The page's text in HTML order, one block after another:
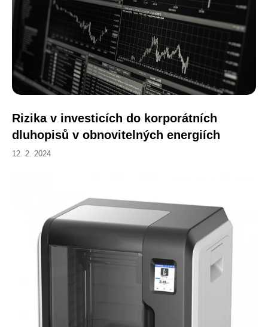
Rizika v investicích do korporátních
dluhopisů v obnovitelných energiích
12. 2. 2024